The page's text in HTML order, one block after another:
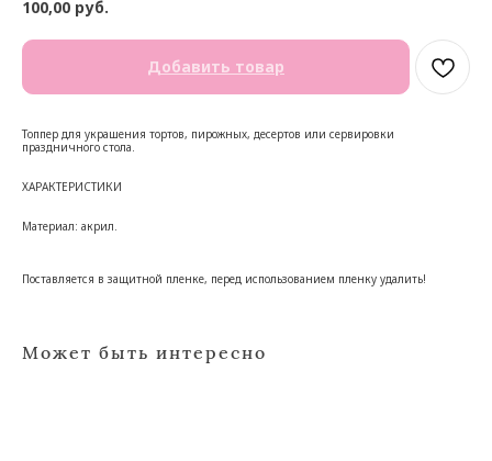
100,00 руб.
Добавить товар
Топпер для украшения тортов, пирожных, десертов или сервировки
праздничного стола.
ХАРАКТЕРИСТИКИ
Материал: акрил.
Поставляется в защитной пленке, перед использованием пленку удалить!
Может быть интересно